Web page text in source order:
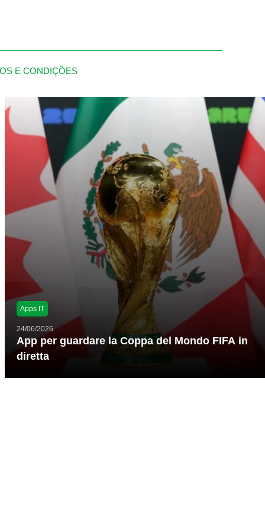
E CONDIÇÕES
Apps IT
24/06/2026
App per guardare la Coppa del Mondo FIFA in
diretta